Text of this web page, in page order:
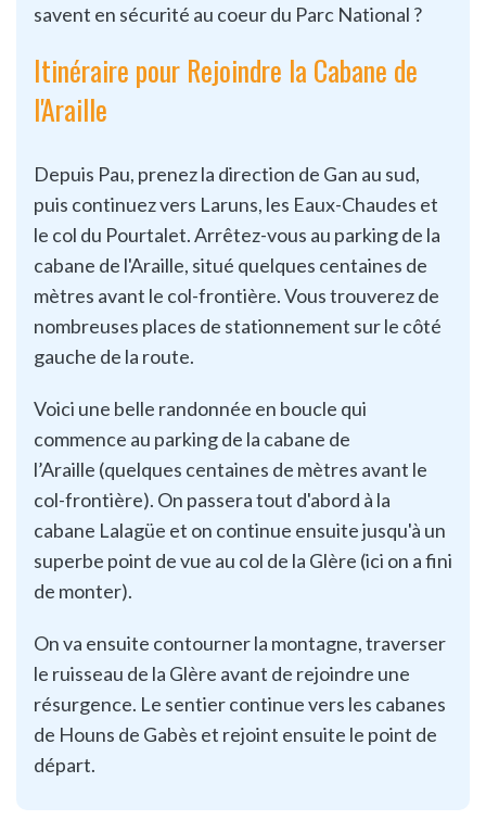
savent en sécurité au coeur du Parc National ?
Itinéraire pour Rejoindre la Cabane de
l'Araille
Depuis Pau, prenez la direction de Gan au sud,
puis continuez vers Laruns, les Eaux-Chaudes et
le col du Pourtalet. Arrêtez-vous au parking de la
cabane de l'Araille, situé quelques centaines de
mètres avant le col-frontière. Vous trouverez de
nombreuses places de stationnement sur le côté
gauche de la route.
Voici une belle randonnée en boucle qui
commence au parking de la cabane de
l’Araille (quelques centaines de mètres avant le
col-frontière). On passera tout d'abord à la
cabane Lalagüe et on continue ensuite jusqu'à un
superbe point de vue au col de la Glère (ici on a fini
de monter).
On va ensuite contourner la montagne, traverser
le ruisseau de la Glère avant de rejoindre une
résurgence. Le sentier continue vers les cabanes
de Houns de Gabès et rejoint ensuite le point de
départ.